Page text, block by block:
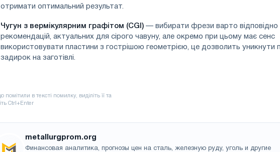
отримати оптимальний результат.
Чугун з вермікулярним графітом (CGI) — вибирати фрези варто відповідно
рекомендацій, актуальних для сірого чавуну, але окремо при цьому має сенс
використовувати пластини з гострішою геометрією, це дозволить уникнути
задирок на заготівлі.
metallurgprom.org
Финансовая аналитика, прогнозы цен на сталь, железную руду, уголь и другие